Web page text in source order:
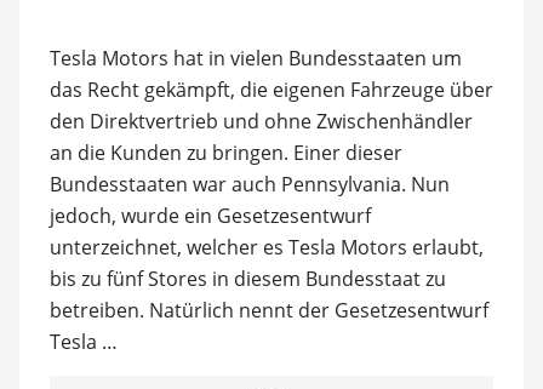
Tesla Motors hat in vielen Bundesstaaten um
das Recht gekämpft, die eigenen Fahrzeuge über
den Direktvertrieb und ohne Zwischenhändler
an die Kunden zu bringen. Einer dieser
Bundesstaaten war auch Pennsylvania. Nun
jedoch, wurde ein Gesetzesentwurf
unterzeichnet, welcher es Tesla Motors erlaubt,
bis zu fünf Stores in diesem Bundesstaat zu
betreiben. Natürlich nennt der Gesetzesentwurf
Tesla …